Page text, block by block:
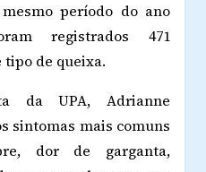
período do ano
registrados 471
tipo de queixa.
da UPA, Adrianne
sintomas mais comuns
dor de garganta,